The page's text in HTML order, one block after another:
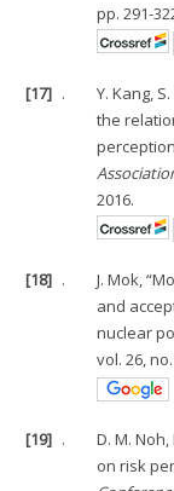
pp. 291-
[17] .
Y. Kang,
the
2016.
[18] .
J. Mok,
and
nuclear
vol. 26,
[19] .
D. M.
on risk